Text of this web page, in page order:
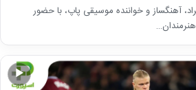
آهنگساز و خواننده موسیقی پاپ، با حضور
▶